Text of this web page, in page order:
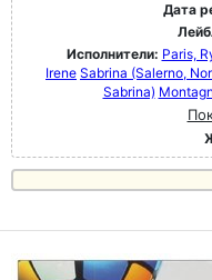
Дата
Исполнители: Paris,
Irene Sabrina (Salerno,
Sabrina)